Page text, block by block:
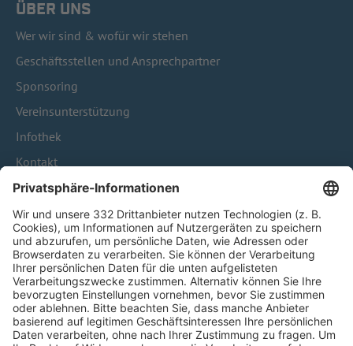
ÜBER UNS
Wer wir sind & wofür wir stehen
Geschäftsstellen und Ansprechpartner
Sponsoring
Vereinsunterstützung
Infothek
Kontakt
HÄUFIG BESUCHTE SEITEN
Pässe und Vereinswechsel
Trainerausbildung
Schulungsangebot Vereinsmitarbeiter
BFV-Geschäftsstellen
Trainerbörse